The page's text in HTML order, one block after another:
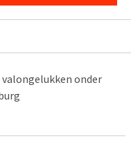
onder